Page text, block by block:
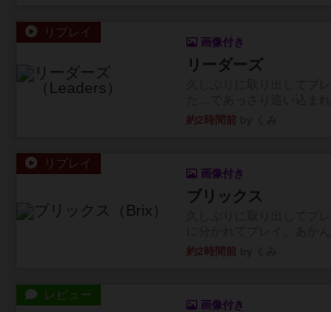
リプレイ
画像付き
リーダーズ
約2時間前
リプレイ
画像付き
ブリックス
約2時間前
レビュー
画像付き